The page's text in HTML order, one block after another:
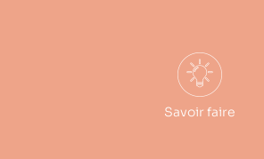
Savoir faire